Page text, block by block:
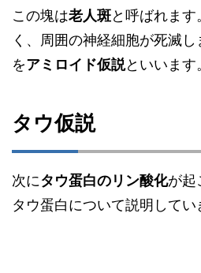
この塊は老人斑と呼ばれま
く、周囲の神経細胞が死滅
をアミロイド仮説といいます
タウ仮説
次にタウ蛋白のリン酸化が起
タウ蛋白について説明してい